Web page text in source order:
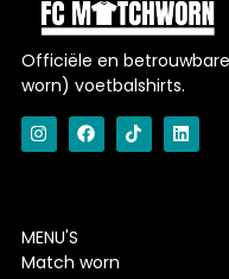
Officiële en
worn) voetbalshirts.
MENU'S
Match worn